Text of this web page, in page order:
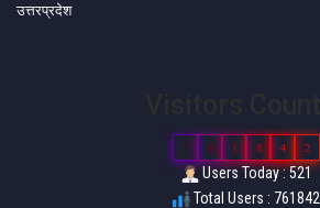
उत्तरप्रदेश
7 6 1 8 4 2
Users Today : 521
Total Users : 761842